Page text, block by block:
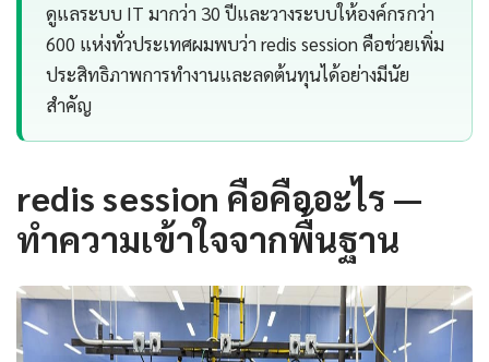
ดูแลระบบ IT มากว่า 30 ปีและวางระบบให้องค์กรกว่า
600 แห่งทั่วประเทศผมพบว่า redis session คือช่วยเพิ่ม
ประสิทธิภาพการทำงานและลดต้นทุนได้อย่างมีนัย
สำคัญ
redis session คือคืออะไร —
ทำความเข้าใจจากพื้นฐาน